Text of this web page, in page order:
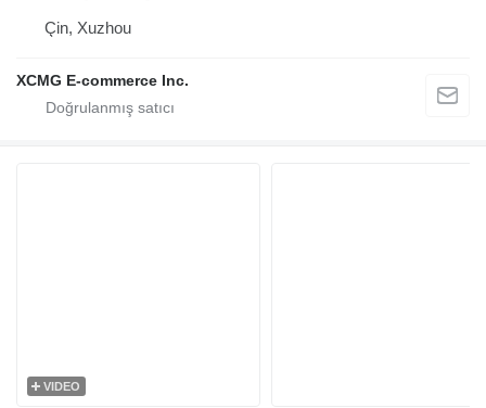
Çin, Xuzhou
XCMG E-commerce Inc.
VIDEO